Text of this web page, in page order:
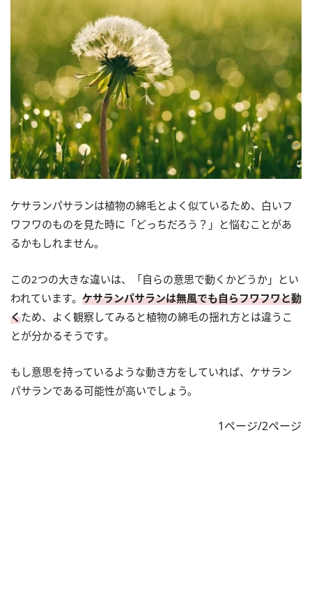
ケサランパサランは植物の綿毛とよく似ているため、白いフ
ワフワのものを見た時に「どっちだろう？」と悩むことがあ
るかもしれません。
この2つの大きな違いは、「自らの意思で動くかどうか」とい
われています。 ケサランパサランは無風でも自らフワフワと動
くため、よく観察してみると植物の綿毛の揺れ方とは違うこ
とが分かるそうです。
もし意思を持っているような動き方をしていれば、ケサラン
パサランである可能性が高いでしょう。
1ページ/2ページ